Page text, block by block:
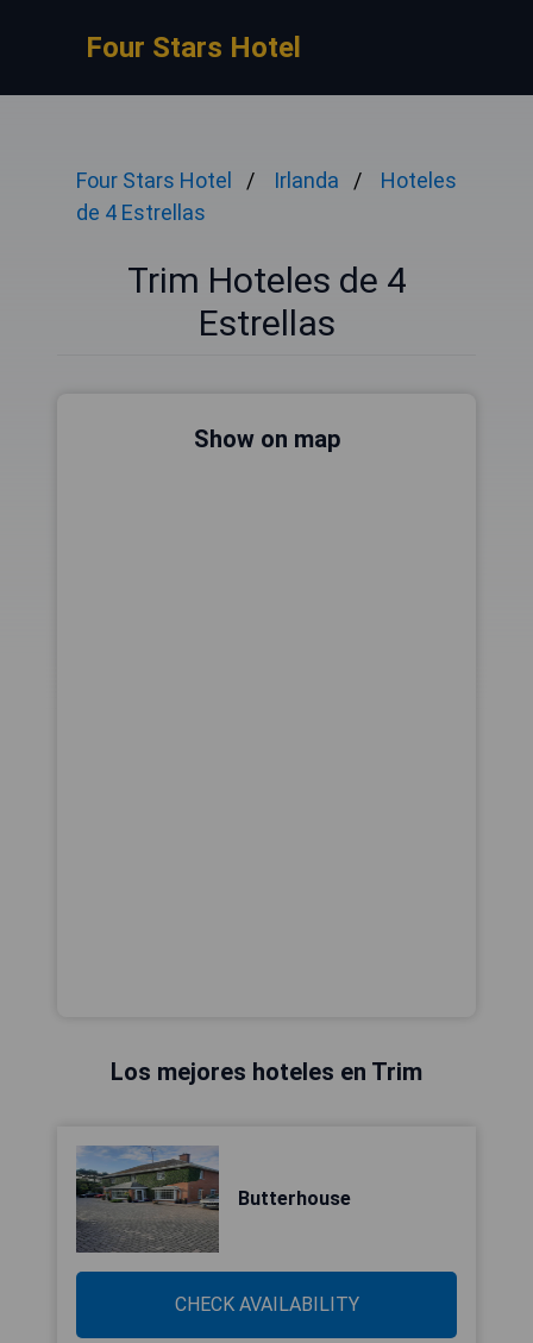
Four Stars Hotel
Four Stars Hotel Irlanda
Hoteles
de 4 Estrellas
Trim Hoteles de 4
Estrellas
Show on map
Los mejores hoteles en Trim
Butterhouse
CHECK AVAILABILITY